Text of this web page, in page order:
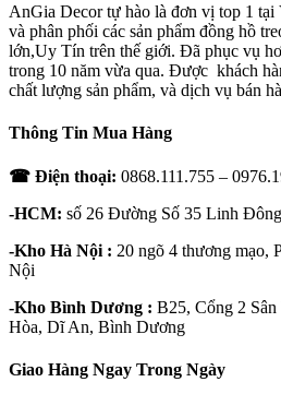
AnGia Decor tự hào là đơn vị top 1 tại
và phân phối các sản phẩm đồng hồ
lớn,Uy Tín trên thế giới. Đã phục vụ
trong 10 năm vừa qua. Được khách
chất lượng sản phẩm, và dịch vụ bán
Thông Tin Mua Hàng
☎ Điện thoại: 0868.111.755 –
-HCM: số 26 Đường Số 35 Linh
-Kho Hà Nội : 20 ngõ 4 thương mạo,
Nội
-Kho Bình Dương : B25, Cổng 2
Hòa, Dĩ An, Bình Dương
Giao Hàng Ngay Trong Ngày